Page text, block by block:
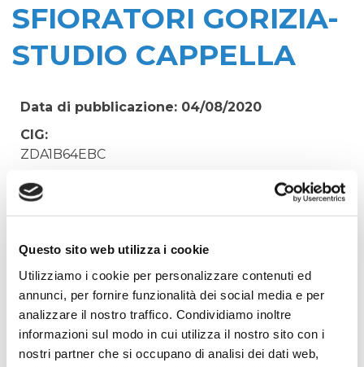
Questo sito web utilizza i cookie
Utilizziamo i cookie per personalizzare contenuti ed
annunci, per fornire funzionalità dei social media e per
analizzare il nostro traffico. Condividiamo inoltre
informazioni sul modo in cui utilizza il nostro sito con i
nostri partner che si occupano di analisi dei dati web,
SFIORATORI GORIZIA-
STUDIO CAPPELLA
Data di pubblicazione: 04/08/2020
CIG:
ZDA1B64EBC
Struttura proponente:
'Irisacqua srl P.I./C.F. 01070220312. - Ufficio
Tecnico
Oggetto:
CONSULENZA TECNICA PER PRATICHE
AUTORIZZATIVE SFIORATORI GORIZIA- STUDIO
CAPPELLA
Elenco operatori invitati:
Codice Fiscale: